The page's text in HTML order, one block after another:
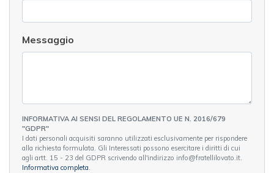
Messaggio
INFORMATIVA AI SENSI DEL REGOLAMENTO UE N. 2016/679
"GDPR"
I dati personali acquisiti saranno utilizzati esclusivamente per rispondere
alla richiesta formulata. Gli Interessati possono esercitare i diritti di cui
agli artt. 15 - 23 del GDPR scrivendo all'indirizzo info@fratellilovato.it.
Informativa completa.